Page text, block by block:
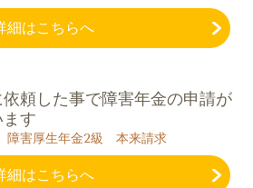
細はこちらへ
頼した事で障害年金の申請が
す
害厚生年金2級 本来請求
細はこちらへ